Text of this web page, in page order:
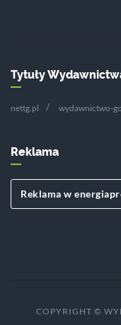
Tytuły
nettg.pl wydawnictwo-
Reklama
Reklama w
COPYRIGHT ©